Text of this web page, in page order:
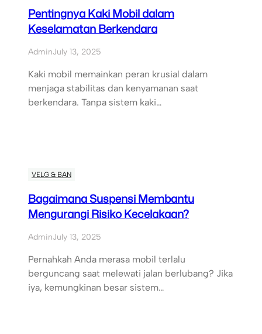
Pentingnya Kaki Mobil dalam
Keselamatan Berkendara
AdminJuly 13, 2025
Kaki mobil memainkan peran krusial dalam
menjaga stabilitas dan kenyamanan saat
berkendara. Tanpa sistem kaki…
VELG & BAN
Bagaimana Suspensi Membantu
Mengurangi Risiko Kecelakaan?
AdminJuly 13, 2025
Pernahkah Anda merasa mobil terlalu
berguncang saat melewati jalan berlubang? Jika
iya, kemungkinan besar sistem…